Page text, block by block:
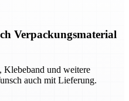
Verpackungsmaterial
Klebeband und weitere
auch mit Lieferung.